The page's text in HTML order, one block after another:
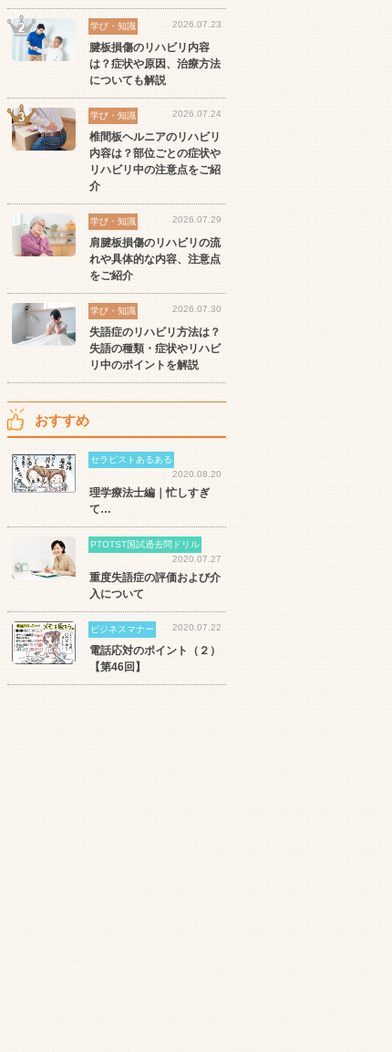
学び・知識 2026.07.23
腱板損傷のリハビリ内容
は？症状や原因、治療方法
についても解説
学び・知識 2026.07.24
椎間板ヘルニアのリハビリ
内容は？部位ごとの症状や
リハビリ中の注意点をご紹
介
学び・知識 2026.07.29
肩腱板損傷のリハビリの流
れや具体的な内容、注意点
をご紹介
学び・知識 2026.07.30
失語症のリハビリ方法は？
失語の種類・症状やリハビ
リ中のポイントを解説
おすすめ
セラピストあるある
2020.08.20
理学療法士編｜忙しすぎ
て…
PTOTST国試過去問ドリル
2020.07.27
重度失語症の評価および介
入について
ビジネスマナー 2020.07.22
電話応対のポイント（２）
【第46回】